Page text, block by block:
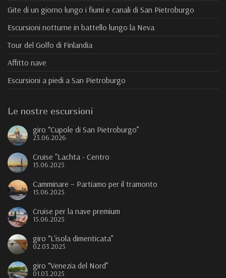
Gite di un giorno lungo i fiumi e canali di San Pietroburgo
Escursioni notturne in battello lungo la Neva
Tour del Golfo di Finlandia
Affitto nave
Escursioni a piedi a San Pietroburgo
Le nostre escursioni
giro “Cupole di San Pietroburgo”
23.06.2026
Cruise "Lachta - Centro
15.06.2025
Camminare – Partiamo per il tramonto
15.06.2025
Cruise per la nave premium
15.06.2025
giro “L'isola dimenticata”
02.03.2025
giro “Venezia del Nord”
01.03.2025